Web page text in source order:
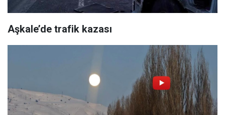
Aşkale’de trafik kazası